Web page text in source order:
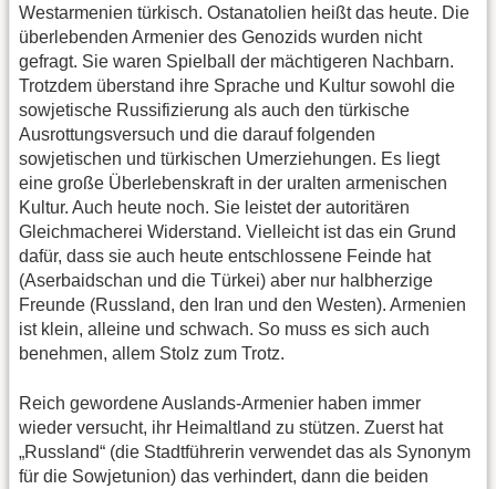
Westarmenien türkisch. Ostanatolien heißt das heute. Die
überlebenden Armenier des Genozids wurden nicht
gefragt. Sie waren Spielball der mächtigeren Nachbarn.
Trotzdem überstand ihre Sprache und Kultur sowohl die
sowjetische Russifizierung als auch den türkische
Ausrottungsversuch und die darauf folgenden
sowjetischen und türkischen Umerziehungen. Es liegt
eine große Überlebenskraft in der uralten armenischen
Kultur. Auch heute noch. Sie leistet der autoritären
Gleichmacherei Widerstand. Vielleicht ist das ein Grund
dafür, dass sie auch heute entschlossene Feinde hat
(Aserbaidschan und die Türkei) aber nur halbherzige
Freunde (Russland, den Iran und den Westen). Armenien
ist klein, alleine und schwach. So muss es sich auch
benehmen, allem Stolz zum Trotz.
Reich gewordene Auslands-Armenier haben immer
wieder versucht, ihr Heimaltland zu stützen. Zuerst hat
„Russland“ (die Stadtführerin verwendet das als Synonym
für die Sowjetunion) das verhindert, dann die beiden